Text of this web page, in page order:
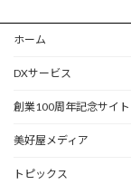
ホーム
DXサービス
創業100周年記念サイト
美好屋メディア
トピックス